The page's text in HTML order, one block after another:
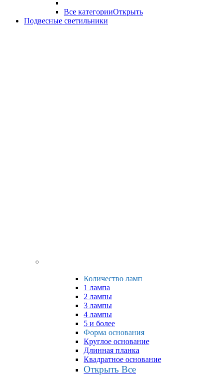
Все категорииОткрыть
Подвесные светильники
Количество ламп
1 лампа
2 лампы
3 лампы
4 лампы
5 и более
Форма основания
Круглое основание
Длинная планка
Квадратное основание
Открыть Все